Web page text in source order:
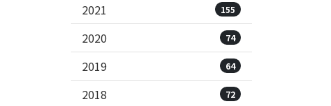
2021 155
2020 74
2019 64
2018 72